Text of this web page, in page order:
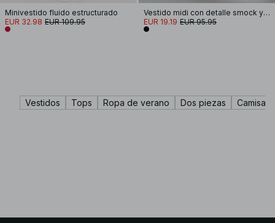
Minivestido fluido estructurado
EUR 32.98 EUR 109.95
Vestido midi con detalle smock y mangas abullonadas
EUR 19.19 EUR 95.95
Vestidos Tops Ropa de verano Dos piezas Camisas